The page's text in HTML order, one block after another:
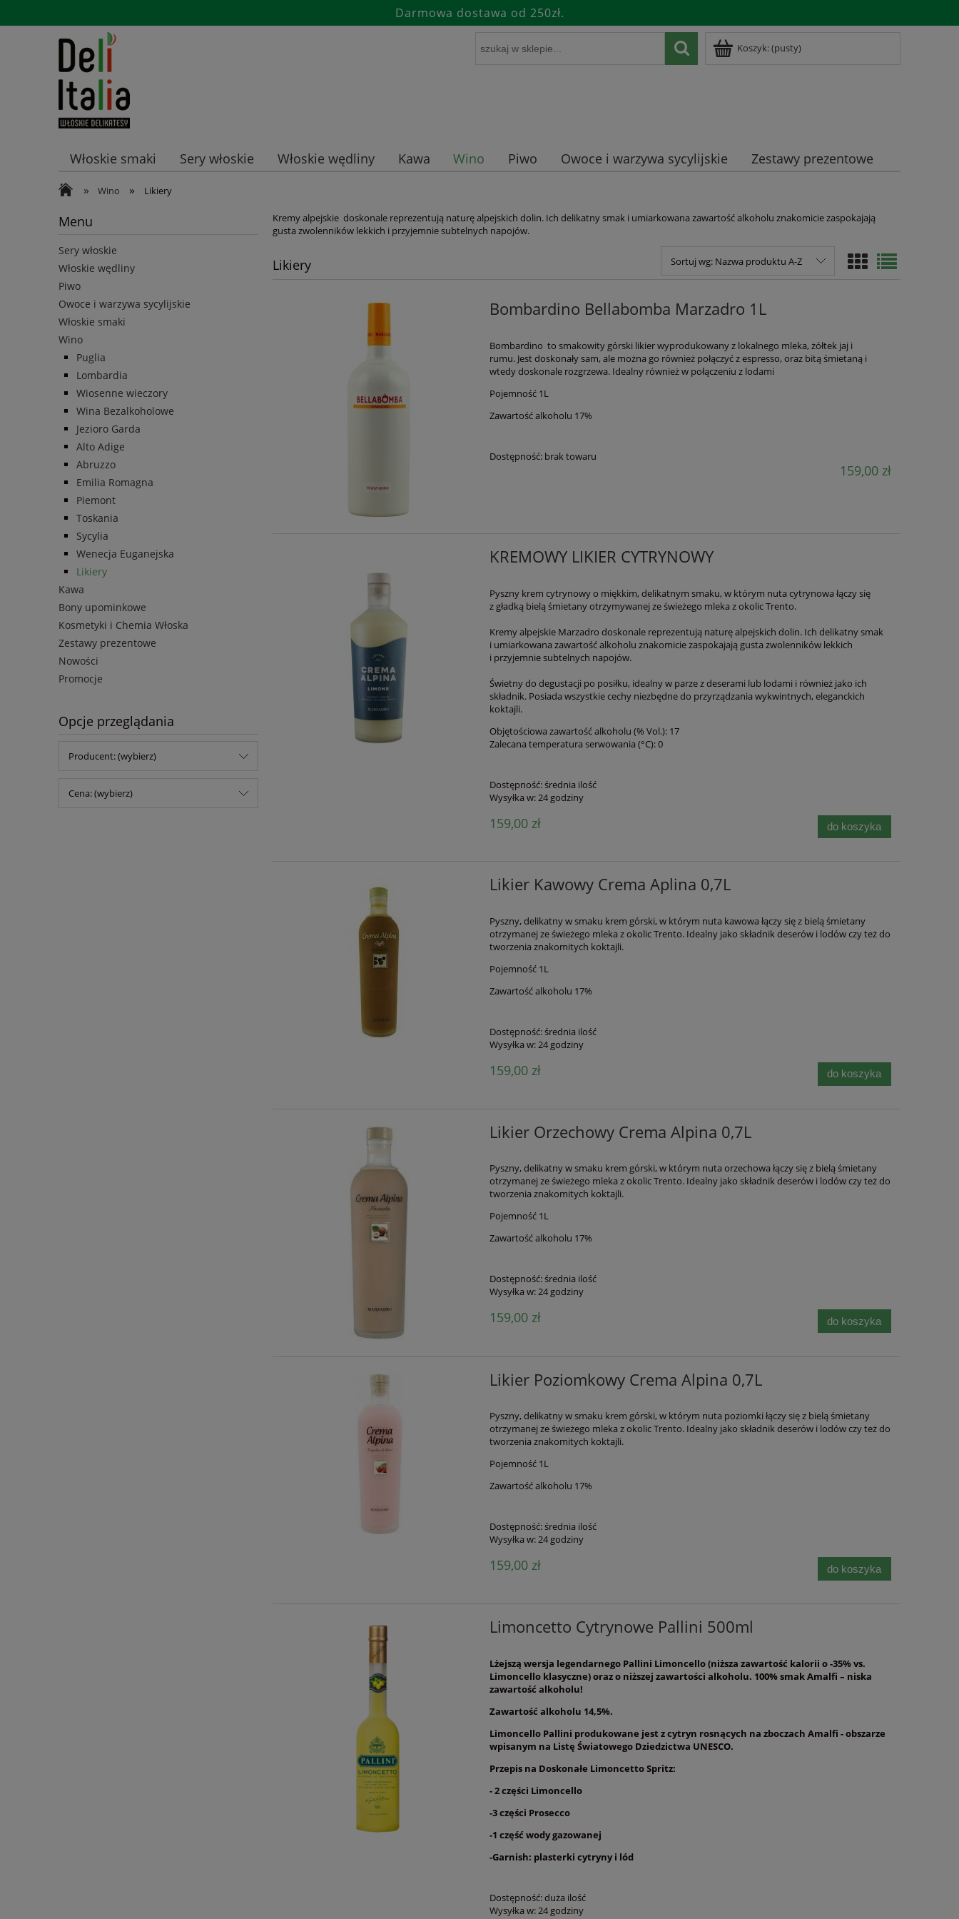
Darmowa dostawa od 250zł.
Koszyk:(pusty)
Włoskie smaki Sery włoskie Włoskie wędliny Kawa Wino Piwo Owoce i warzywa sycylijskie
Zestawy prezentowe
Promocje
» Wino » Likiery
Menu
Sery włoskie
Włoskie wędliny
Piwo
Owoce i warzywa sycylijskie
Włoskie smaki
Wino
Puglia
Lombardia
Wiosenne wieczory
Wina Bezalkoholowe
Jezioro Garda
Alto Adige
Abruzzo
Emilia Romagna
Piemont
Toskania
Sycylia
Wenecja Euganejska
Likiery
Kawa
Bony upominkowe
Kosmetyki i Chemia Włoska
Zestawy prezentowe
Nowości
Promocje
Opcje przeglądania
Producent: (wybierz)
Cena: (wybierz)
Kremy alpejskie doskonale reprezentują naturę alpejskich dolin. Ich delikatny smak i umiarkowana zawartość alkoholu znakomicie zaspokajają
gusta zwolenników lekkich i przyjemnie subtelnych napojów.
Likiery Sortuj wg: Nazwa produktu A-Z
Bombardino Bellabomba Marzadro 1L
Bombardino to smakowity górski likier wyprodukowany z lokalnego mleka, żółtek jaj i
rumu. Jest doskonały sam, ale można go również połączyć z espresso, oraz bitą śmietaną i
wtedy doskonale rozgrzewa. Idealny również w połączeniu z lodami
Pojemność 1L
Zawartość alkoholu 17%
Dostępność: brak towaru
159,00 zł
KREMOWY LIKIER CYTRYNOWY
Pyszny krem cytrynowy o miękkim, delikatnym smaku, w którym nuta cytrynowa łączy się
z gładką bielą śmietany otrzymywanej ze świeżego mleka z okolic Trento.
Kremy alpejskie Marzadro doskonale reprezentują naturę alpejskich dolin. Ich delikatny smak
i umiarkowana zawartość alkoholu znakomicie zaspokajają gusta zwolenników lekkich
i przyjemnie subtelnych napojów.
Świetny do degustacji po posiłku, idealny w parze z deserami lub lodami i również jako ich
składnik. Posiada wszystkie cechy niezbędne do przyrządzania wykwintnych, eleganckich
koktajli.
Objętościowa zawartość alkoholu (% Vol.): 17
Zalecana temperatura serwowania (°C): 0
Dostępność:średnia ilość
Wysyłka w:24 godziny
159,00 zł do koszyka
Likier Kawowy Crema Aplina 0,7L
Pyszny, delikatny w smaku krem górski, w którym nuta kawowa łączy się z bielą śmietany
otrzymanej ze świeżego mleka z okolic Trento. Idealny jako składnik deserów i lodów czy też do
tworzenia znakomitych koktajli.
Pojemność 1L
Zawartość alkoholu 17%
Dostępność:średnia ilość
Wysyłka w:24 godziny
159,00 zł do koszyka
Likier Orzechowy Crema Alpina 0,7L
Pyszny, delikatny w smaku krem górski, w którym nuta orzechowa łączy się z bielą śmietany
otrzymanej ze świeżego mleka z okolic Trento. Idealny jako składnik deserów i lodów czy też do
tworzenia znakomitych koktajli.
Pojemność 1L
Zawartość alkoholu 17%
Dostępność:średnia ilość
Wysyłka w:24 godziny
159,00 zł do koszyka
Likier Poziomkowy Crema Alpina 0,7L
Pyszny, delikatny w smaku krem górski, w którym nuta poziomki łączy się z bielą śmietany
otrzymanej ze świeżego mleka z okolic Trento. Idealny jako składnik deserów i lodów czy też do
tworzenia znakomitych koktajli.
Pojemność 1L
Zawartość alkoholu 17%
Dostępność:średnia ilość
Wysyłka w:24 godziny
159,00 zł do koszyka
Limoncetto Cytrynowe Pallini 500ml
Lżejszą wersja legendarnego Pallini Limoncello (niższa zawartość kalorii o -35% vs.
Limoncello klasyczne) oraz o niższej zawartości alkoholu. 100% smak Amalfi – niska
zawartość alkoholu!
Zawartość alkoholu 14,5%.
Limoncello Pallini produkowane jest z cytryn rosnących na zboczach Amalfi - obszarze
wpisanym na Listę Światowego Dziedzictwa UNESCO.
Przepis na Doskonałe Limoncetto Spritz:
- 2 części Limoncello
-3 części Prosecco
-1 część wody gazowanej
-Garnish: plasterki cytryny i lód
Dostępność:duża ilość
Wysyłka w:24 godziny